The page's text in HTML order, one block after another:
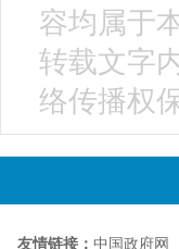
容均属于
转载文字
络传播权